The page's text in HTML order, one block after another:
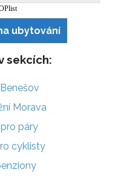
ubytování
sekcích:
Morava
páry
cyklisty